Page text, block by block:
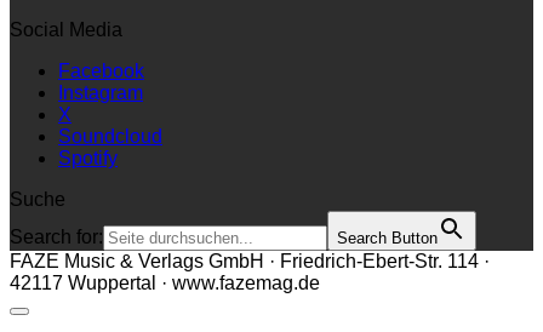
Social Media
Facebook
Instagram
X
Soundcloud
Spotify
Suche
Search for:
Search Button
FAZE Music & Verlags GmbH · Friedrich-Ebert-Str. 114 ·
42117 Wuppertal · www.fazemag.de